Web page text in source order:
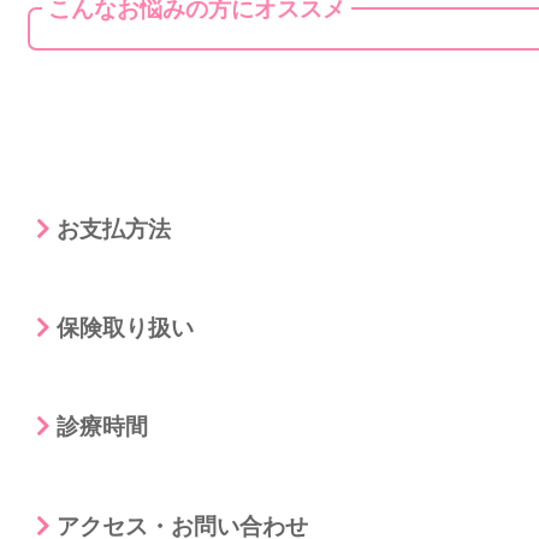
こんなお悩みの方にオススメ
お支払方法
保険取り扱い
診療時間
アクセス・お問い合わせ